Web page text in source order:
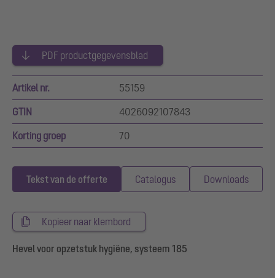
PDF productgegevensblad
Artikel nr. 55159
GTIN 4026092107843
Korting groep 70
Tekst van de offerte Catalogus Downloads
Kopieer naar klembord
Hevel voor opzetstuk hygiëne, systeem 185